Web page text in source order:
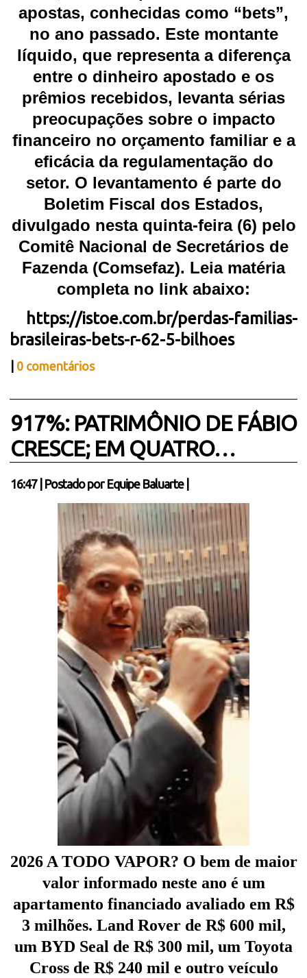
apostas, conhecidas como “bets”,
no ano passado. Este montante
líquido, que representa a diferença
entre o dinheiro apostado e os
prêmios recebidos, levanta sérias
preocupações sobre o impacto
financeiro no orçamento familiar e a
eficácia da regulamentação do
setor. O levantamento é parte do
Boletim Fiscal dos Estados,
divulgado nesta quinta-feira (6) pelo
Comitê Nacional de Secretários de
Fazenda (Comsefaz). Leia matéria
completa no link abaixo:
https://istoe.com.br/perdas-familias-
brasileiras-bets-r-62-5-bilhoes
0 comentários
917%: PATRIMÔNIO DE FÁBIO
CRESCE; EM QUATRO…
16:47| Postado por Equipe Baluarte
2026 A TODO VAPOR? O bem de maior
valor informado neste ano é um
apartamento financiado avaliado em R$
3 milhões. Land Rover de R$ 600 mil,
um BYD Seal de R$ 300 mil, um Toyota
Cross de R$ 240 mil e outro veículo